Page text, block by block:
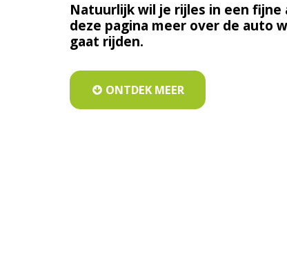
Natuurlijk wil je rijles in een fijne
deze pagina meer over de auto
gaat rijden.
ONTDEK MEER